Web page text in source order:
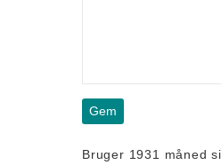
Bruger 1931 måned